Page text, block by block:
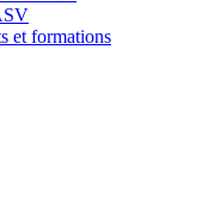
et formations